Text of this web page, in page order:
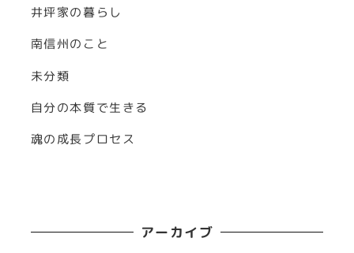
井坪家の暮らし
南信州のこと
未分類
自分の本質で生きる
魂の成長プロセス
アーカイブ